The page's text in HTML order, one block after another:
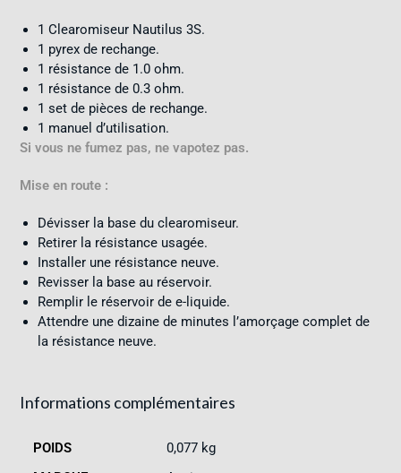
1 Clearomiseur Nautilus 3S.
1 pyrex de rechange.
1 résistance de 1.0 ohm.
1 résistance de 0.3 ohm.
1 set de pièces de rechange.
1 manuel d’utilisation.
Si vous ne fumez pas, ne vapotez pas.
Mise en route :
Dévisser la base du clearomiseur.
Retirer la résistance usagée.
Installer une résistance neuve.
Revisser la base au réservoir.
Remplir le réservoir de e-liquide.
Attendre une dizaine de minutes l’amorçage complet de
la résistance neuve.
Informations complémentaires
POIDS
0,077 kg